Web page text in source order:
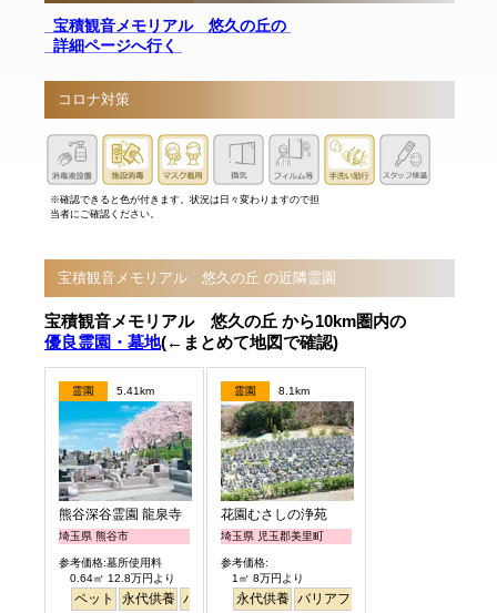
宝積観音メモリアル 悠久の丘の
詳細ページへ行く
コロナ対策
※確認できると色が付きます。状況は日々変わりますので担
当者にご確認ください。
宝積観音メモリアル 悠久の丘 の近隣霊園
宝積観音メモリアル 悠久の丘 から10km圏内の
優良霊園・墓地(←まとめて地図で確認)
霊園 5.41km
熊谷深谷霊園 龍泉寺
埼玉県 熊谷市
参考価格:墓所使用料
0.64㎡ 12.8万円より
ペット 永代供養 バリアフリー 樹木葬
霊園 8.1km
花園むさしの浄苑
埼玉県 児玉郡美里町
参考価格:
1㎡ 8万円より
永代供養 バリアフリー